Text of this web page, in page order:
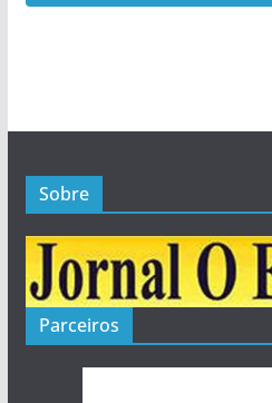
Sobre
Parceiros